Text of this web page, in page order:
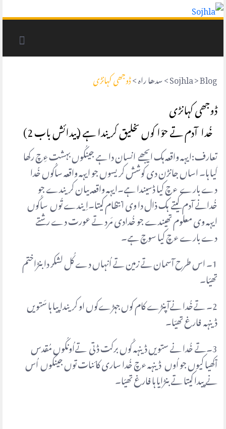
Sojhla>Blog
>سدھا راہ>ڈوجھی کہانڑی
ڈوجھی کہانڑی
خُدا آدم تے حوّا کُوں تخلیق کریندا ہے (پیدائش باب 2)
تعارف:ایہہ واقعہ ہک ایجھے انسان دا ہے جینکُوں بہشت ءِچ رکھا
گیا ہا۔ اساں جانڑن دی کوشش کریسوں جو ایہہ واقعہ ساکُوں خُدا
دے بارے ءچ کیا ڈسیندا ہے۔ایہہ واقعہ بیان کریندے جو
خُدانے آدم کیتے ہک ذال دا وی انتظام کیتا۔اِیندے تُوں ساکُوں
ایہہ وی معلوم تھیندے جو خُدادی مَرد تے عورت دے رشتے
دے بارے ءچ کیا سوچ ہے۔
1۔ اس طرح آسمان تے زمین تے اُنہاں دے کُل لشکر دا بنڑاختم
تھیّا۔
2۔ تےخُدا نےآپنڑے کام کوں جہڑےکوں او کریندا پیا ہا سَتویں
ڈینہہ فارغ تھیّا۔
3۔تے خُدا نے ستویں ڈینہہ کُوں برکت ڈتی تےاُونکُوں مُقدس
آکھیا کیوں جو اُوں ڈینہہ ءچ خُدا ساری کائنات توں جینکوں اُس
نے پیدا کیتا تے بنڑایا ہا فارغ تھیّا۔